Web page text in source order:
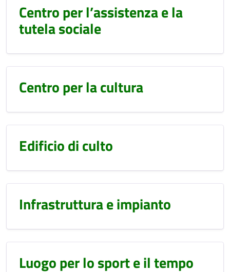
Centro per l’assistenza e la
tutela sociale
Centro per la cultura
Edificio di culto
Infrastruttura e impianto
Luogo per lo sport e il tempo